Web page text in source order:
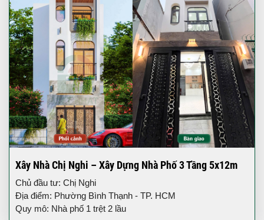
Xây Nhà Chị Nghi – Xây Dựng Nhà Phố 3 Tầng 5x12m
Chủ đầu tư: Chị Nghi
Địa điểm: Phường Bình Thạnh - TP. HCM
Quy mô: Nhà phố 1 trệt 2 lầu